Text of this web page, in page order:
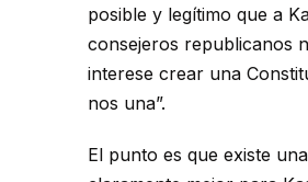
posible y legítimo que a
consejeros republicanos
interese crear una
nos una”.
El punto es que existe